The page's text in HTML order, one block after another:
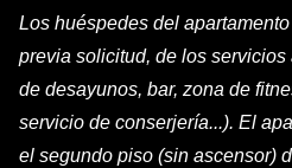
Los huéspedes del
previa solicitud, de los
de desayunos, bar, zona de
servicio de conserjería...). El
el segundo piso (sin ascensor)